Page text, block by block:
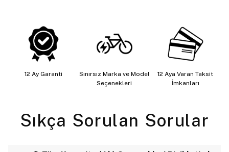
12 Ay Garanti
Sınırsız Marka ve Model
Seçenekleri
12 Aya Varan Taksit
İmkanları
Sıkça Sorulan Sorular